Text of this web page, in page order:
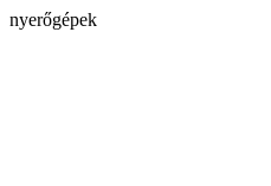
nyerőgépek